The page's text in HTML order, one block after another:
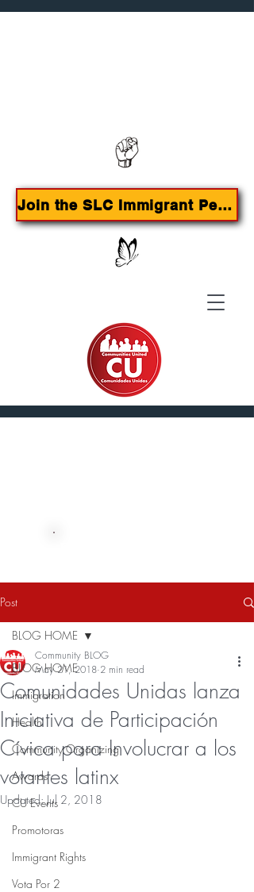
Join the SLC Immigrant Peoples Agenda Campaign
Post
BLOG HOME
Immigration
Health
Community Organizing
Awards
CU Events
Promotoras
Immigrant Rights
Vota Por 2
BLOG HOME
Comunidades Unidas lanza
Iniciativa de Participación
Cívica para Involucrar a los
votantes latinx
Community BLOG
May 21, 2018 2 min read
Updated:Jul 2, 2018